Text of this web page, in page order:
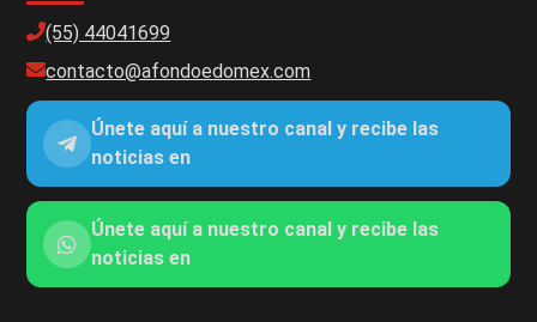
(55) 44041699
contacto@afondoedomex.com
Únete aquí a nuestro canal y recibe las
noticias en
Únete aquí a nuestro canal y recibe las
noticias en